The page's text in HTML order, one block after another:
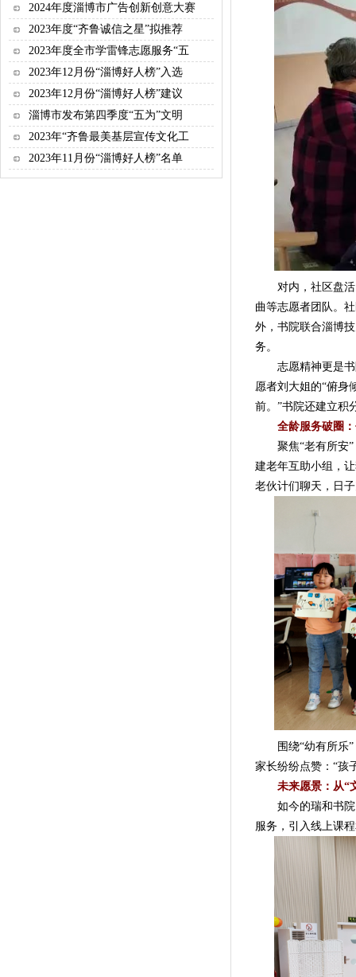
2024年度淄博市广告创新创意大赛
2023年度“齐鲁诚信之星”拟推荐
2023年度全市学雷锋志愿服务“五
2023年12月份“淄博好人榜”入选
2023年12月份“淄博好人榜”建议
淄博市发布第四季度“五为”文明
2023年“齐鲁最美基层宣传文化工
2023年11月份“淄博好人榜”名单
对内，社区盘活
曲等志愿者团队。
外，书院联合淄博
务。
志愿精神更是书
愿者刘大姐的“俯身
前。”书院还建立积
全龄服务破圈
聚焦“老有所安”
建老年互助小组，
老伙计们聊天，日
围绕“幼有所乐”
家长纷纷点赞：“孩
未来愿景：从“
如今的瑞和书院
服务，引入线上课